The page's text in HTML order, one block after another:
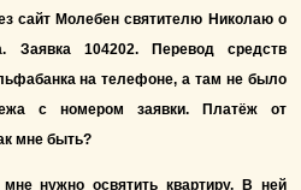
сайт Молебен святителю Николаю о
Заявка 104202. Перевод средств
на телефоне, а там не было
с номером заявки. Платёж от
мне быть?
нужно освятить квартиру. В ней